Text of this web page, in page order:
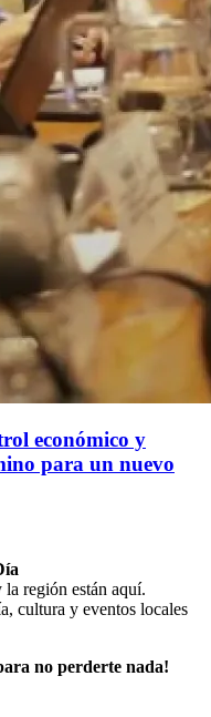
económico y
para un nuevo
región están aquí.
cultura y eventos locales
no perderte nada!